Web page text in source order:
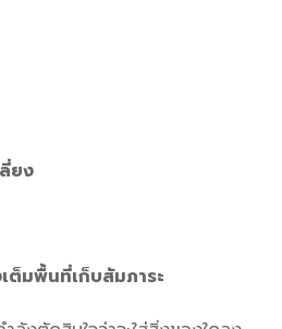
ยง
มพื้นที่เก็บสัมภาระ